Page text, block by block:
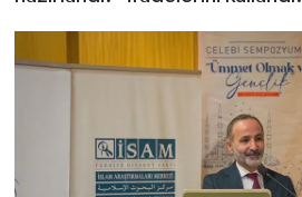
Kırklareli Müftülüğü
Kırşehir Müftülüğü
Kocaeli Müftülüğü